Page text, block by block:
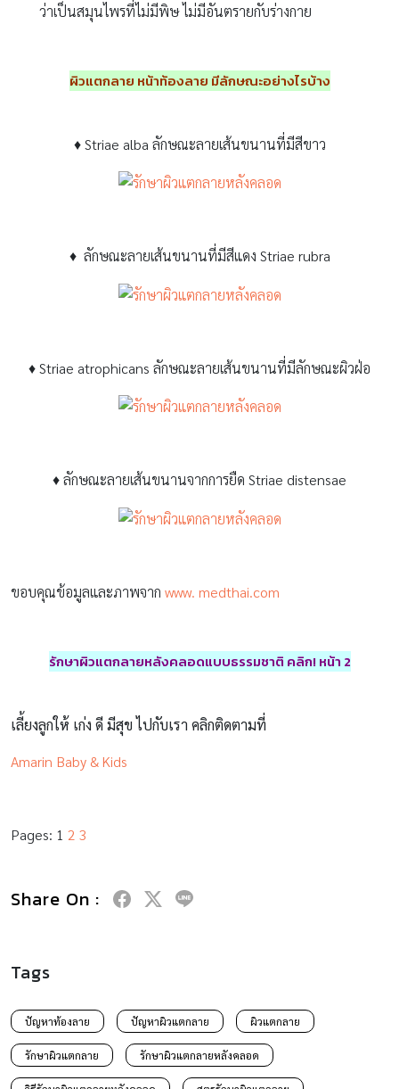
ว่าเป็นสมุนไพรที่ไม่มีพิษ ไม่มีอันตรายกับร่างกาย
ผิวแตกลาย หน้าท้องลาย มีลักษณะอย่างไรบ้าง
♦Striae alba ลักษณะลายเส้นขนานที่มีสีขาว
♦ ลักษณะลายเส้นขนานที่มีสีแดง Striae rubra
♦Striae atrophicans ลักษณะลายเส้นขนานที่มีลักษณะผิวฝ่อ
♦ลักษณะลายเส้นขนานจากการยืด Striae distensae
ขอบคุณข้อมูลและภาพจาก www. medthai.com
รักษาผิวแตกลายหลังคลอดแบบธรรมชาติ คลิก! หน้า 2
เลี้ยงลูกให้ เก่ง ดี มีสุข ไปกับเรา คลิกติดตามที่
Amarin Baby & Kids
Pages: 1 2 3
Share On :
Tags
ปัญหาท้องลาย ปัญหาผิวแตกลาย ผิวแตกลาย
รักษาผิวแตกลาย รักษาผิวแตกลายหลังคลอด